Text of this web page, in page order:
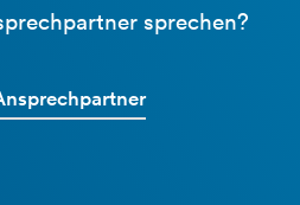
sprechen?